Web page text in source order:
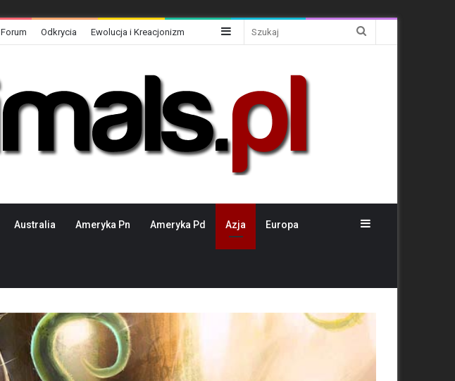
Forum Odkrycia Ewolucja i Kreacjonizm Sidebar
Australia Ameryka Pn Ameryka Pd Azja Europa Sidebar